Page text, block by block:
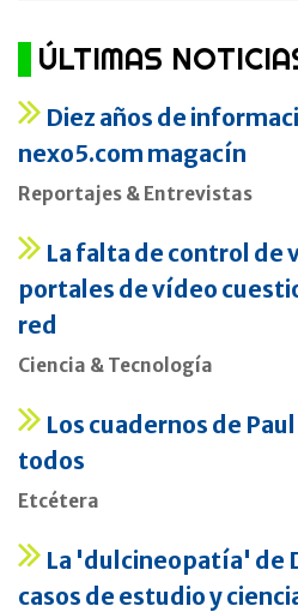
ÚLTIMAS
Diez años de
nexo5.com magacín
Reportajes & Entrevistas
La falta de control de
portales de vídeo
red
Ciencia & Tecnología
Los cuadernos de
todos
Etcétera
La 'dulcineopatía' de
casos de estudio y